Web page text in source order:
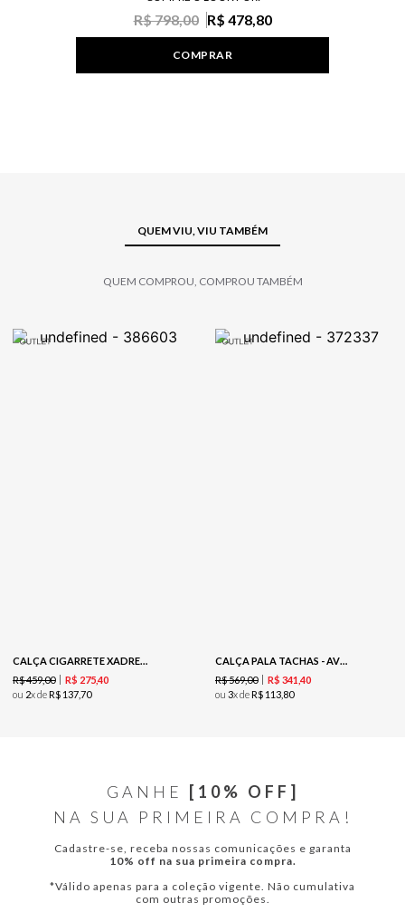
R$ 798,00 R$ 478,80
COMPRAR
QUEM VIU, VIU TAMBÉM
QUEM COMPROU, COMPROU TAMBÉM
CALÇA CIGARRETE XADREZ - MARROM
R$459,00 R$ 27540
ou 2x deR$ 13770
CALÇA PALA TACHAS - AVEIA
R$569,00 R$ 341 40
ou 3x deR$ 113 80
GANHE
[10% OFF]
NA SUA PRIMEIRA COMPRA!
Cadastre-se, receba nossas comunicações e garanta
10% off na sua primeira compra.
*Válido apenas para a coleção vigente. Não cumulativa
com outras promoções.